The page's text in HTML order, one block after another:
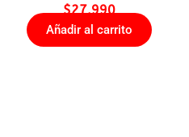
$27.990
Añadir al carrito